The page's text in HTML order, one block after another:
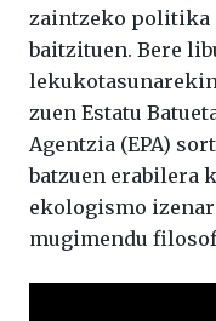
zaintzeko politika
baitzituen. Bere
zuen Estatu
Agentzia (EPA)
batzuen erabilera
ekologismo
mugimendu